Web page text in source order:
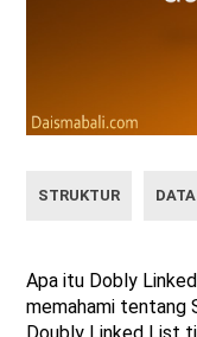
STRUKTUR DATA
Apa itu Dobly
memahami tentang